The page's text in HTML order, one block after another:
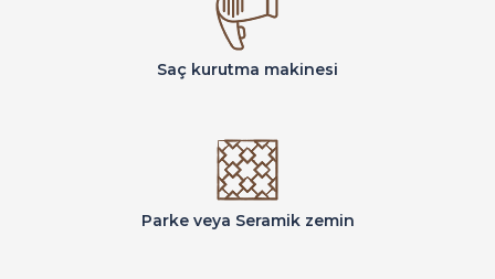
Saç kurutma makinesi
Parke veya Seramik zemin